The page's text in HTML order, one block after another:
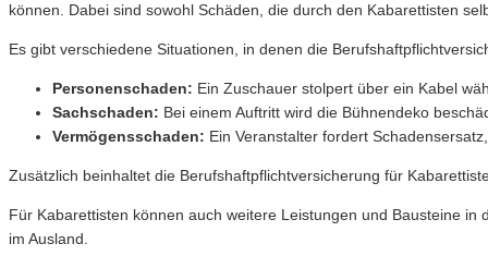
können. Dabei sind sowohl Schäden, die durch den Kabarettisten
Es gibt verschiedene Situationen, in denen die
Personenschaden: Ein Zuschauer stolpert über ein Kabel
Sachschaden: Bei einem Auftritt wird die Bühnendeko
Vermögensschaden: Ein Veranstalter fordert
Zusätzlich beinhaltet die Berufshaftpflichtversicherung für
Für Kabarettisten können auch weitere Leistungen und Bausteine
im Ausland.